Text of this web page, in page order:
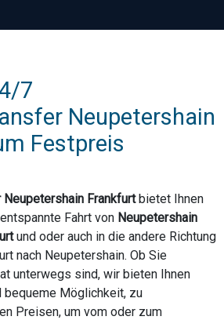
7
Neupetershain
Festpreis
Frankfurtbietet Ihnen
Fahrt von Neupetershain
und oder auch in die andere Richtung
nach Neupetershain. Ob Sie
unterwegs sind, wir bieten Ihnen
Möglichkeit, zu
Preisen, um vom oder zum